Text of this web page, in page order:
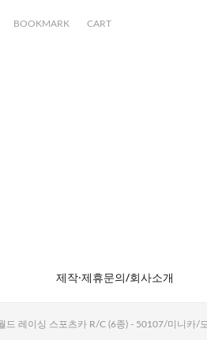
BOOKMARK CART
제작·제휴문의/회사소개
드 레이싱 스포츠카 R/C (6종) - 50107/미니카/